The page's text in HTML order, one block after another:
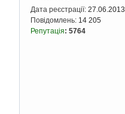
Дата реєстрації: 27.06.2013
Повідомлень: 14 205
Репутація: 5764